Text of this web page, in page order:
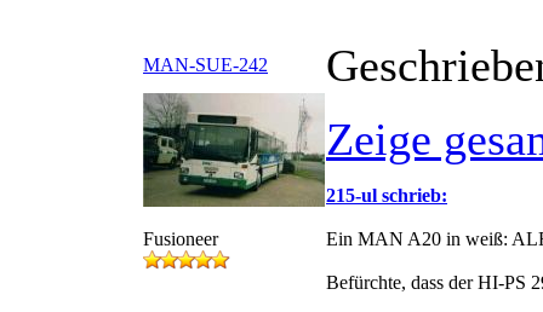
MAN-SUE-242
Fusioneer
Zeige
215-ul schrieb:
Ein MAN A20 in weiß:
Befürchte, dass der HI-PS